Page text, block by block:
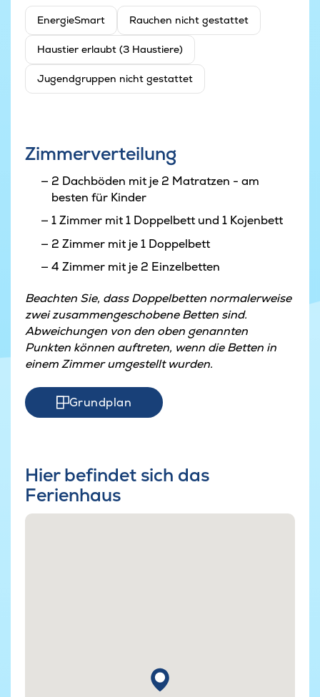
EnergieSmart Rauchen nicht gestattet
Haustier erlaubt (3 Haustiere)
Jugendgruppen nicht gestattet
Zimmerverteilung
2 Dachböden mit je 2 Matratzen - am
besten für Kinder
1 Zimmer mit 1 Doppelbett und 1 Kojenbett
2 Zimmer mit je 1 Doppelbett
4 Zimmer mit je 2 Einzelbetten
Beachten Sie, dass Doppelbetten normalerweise
zwei zusammengeschobene Betten sind.
Abweichungen von den oben genannten
Punkten können auftreten, wenn die Betten in
einem Zimmer umgestellt wurden.
Grundplan
Hier befindet sich das
Ferienhaus